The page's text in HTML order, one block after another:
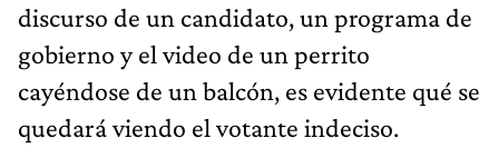
discurso de un candidato, un programa de
gobierno y el video de un perrito
cayéndose de un balcón, es evidente qué se
quedará viendo el votante indeciso.